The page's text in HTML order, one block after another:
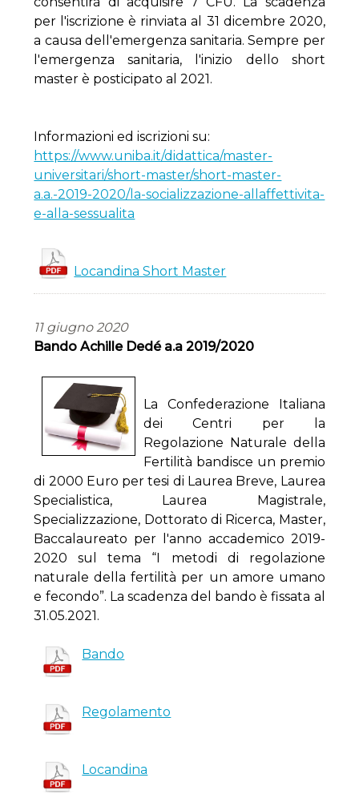
per l'iscrizione è rinviata al 31 dicembre 2020,
a causa dell'emergenza sanitaria. Sempre per
l'emergenza sanitaria, l'inizio dello short
master è posticipato al 2021.
Informazioni ed iscrizioni su:
https://www.uniba.it/didattica/master-
universitari/short-master/short-master-
a.a.-2019-2020/la-socializzazione-allaffettivita-
e-alla-sessualita
Locandina Short Master
11 giugno 2020
Bando Achille Dedé a.a 2019/2020
La Confederazione Italiana
dei Centri per la
Regolazione Naturale della
Fertilità bandisce un premio
di 2000 Euro per tesi di Laurea Breve, Laurea
Specialistica, Laurea Magistrale,
Specializzazione, Dottorato di Ricerca, Master,
Baccalaureato per l'anno accademico 2019-
2020 sul tema “I metodi di regolazione
naturale della fertilità per un amore umano
e fecondo”. La scadenza del bando è fissata al
31.05.2021.
Bando
Regolamento
Locandina